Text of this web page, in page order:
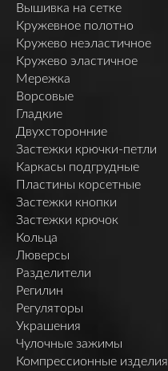
Вышивка на сетке
Кружевное полотно
Кружево неэластичное
Кружево эластичное
Мережка
Ворсовые
Гладкие
Двухсторонние
Застежки крючки-петли
Каркасы подгрудные
Пластины корсетные
Застежки кнопки
Застежки крючок
Кольца
Люверсы
Разделители
Регилин
Регуляторы
Украшения
Чулочные зажимы
Компрессионные изделия